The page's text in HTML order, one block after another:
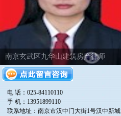
南京玄武区九华山建筑房产律师
电 话：025-84110110
手 机：13951899110
联系地址：南京市汉中门大街1号汉中新城